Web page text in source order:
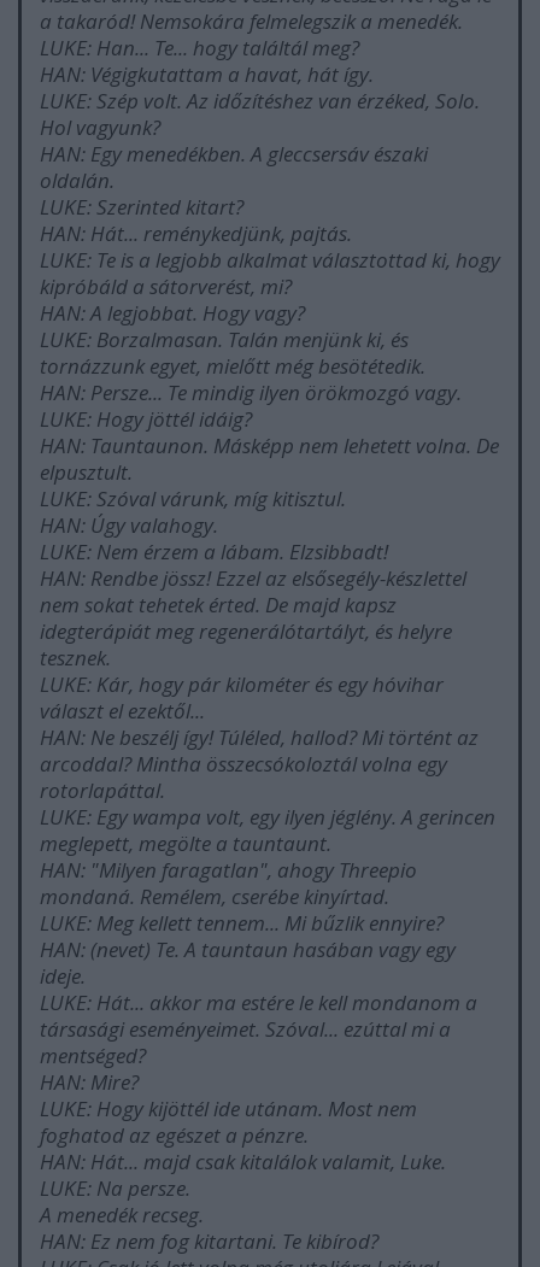
a takaród! Nemsokára felmelegszik a menedék.
LUKE: Han... Te... hogy találtál meg?
HAN: Végigkutattam a havat, hát így.
LUKE: Szép volt. Az időzítéshez van érzéked, Solo.
Hol vagyunk?
HAN: Egy menedékben. A gleccsersáv északi
oldalán.
LUKE: Szerinted kitart?
HAN: Hát... reménykedjünk, pajtás.
LUKE: Te is a legjobb alkalmat választottad ki, hogy
kipróbáld a sátorverést, mi?
HAN: A legjobbat. Hogy vagy?
LUKE: Borzalmasan. Talán menjünk ki, és
tornázzunk egyet, mielőtt még besötétedik.
HAN: Persze... Te mindig ilyen örökmozgó vagy.
LUKE: Hogy jöttél idáig?
HAN: Tauntaunon. Másképp nem lehetett volna. De
elpusztult.
LUKE: Szóval várunk, míg kitisztul.
HAN: Úgy valahogy.
LUKE: Nem érzem a lábam. Elzsibbadt!
HAN: Rendbe jössz! Ezzel az elsősegély-készlettel
nem sokat tehetek érted. De majd kapsz
idegterápiát meg regenerálótartályt, és helyre
tesznek.
LUKE: Kár, hogy pár kilométer és egy hóvihar
választ el ezektől...
HAN: Ne beszélj így! Túléled, hallod? Mi történt az
arcoddal? Mintha összecsókoloztál volna egy
rotorlapáttal.
LUKE: Egy wampa volt, egy ilyen jéglény. A gerincen
meglepett, megölte a tauntaunt.
HAN: "Milyen faragatlan", ahogy Threepio
mondaná. Remélem, cserébe kinyírtad.
LUKE: Meg kellett tennem... Mi bűzlik ennyire?
HAN: (nevet) Te. A tauntaun hasában vagy egy
ideje.
LUKE: Hát... akkor ma estére le kell mondanom a
társasági eseményeimet. Szóval... ezúttal mi a
mentséged?
HAN: Mire?
LUKE: Hogy kijöttél ide utánam. Most nem
foghatod az egészet a pénzre.
HAN: Hát... majd csak kitalálok valamit, Luke.
LUKE: Na persze.
A menedék recseg.
HAN: Ez nem fog kitartani. Te kibírod?